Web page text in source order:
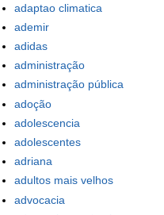
adaptao climatica
ademir
adidas
administração
administração pública
adoção
adolescencia
adolescentes
adriana
adultos mais velhos
advocacia